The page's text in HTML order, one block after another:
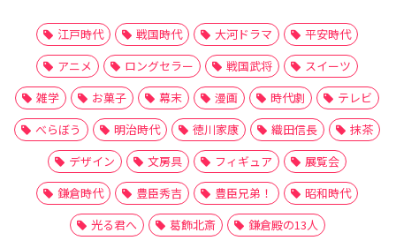
江戸時代 戦国時代 大河ドラマ
平安時代
アニメ
ロングセラー 戦国武将
スイーツ
雑学
お菓子 幕末 漫画 時代劇
テレビ
べらぼう
明治時代 徳川家康 織田信長
抹茶
デザイン
文房具 フィギュア
展覧会
鎌倉時代
豊臣秀吉 豊臣兄弟！
昭和時代
光る君へ
葛飾北斎 鎌倉殿の13人